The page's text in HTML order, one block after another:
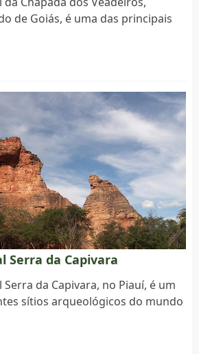
de Goiás, é uma das principais
Serra da Capivara
da Capivara, no Piauí, é um
sítios arqueológicos do mundo